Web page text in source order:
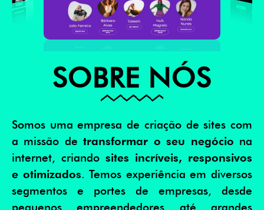
SOBRE NÓS
Somos uma empresa de criação de sites com
a missão detransformar o seu negócio na
internet, criando sites incríveis, responsivos
e otimizados. Temos experiência em diversos
segmentos e portes de empresas, desde
pequenos empreendedores até grandes